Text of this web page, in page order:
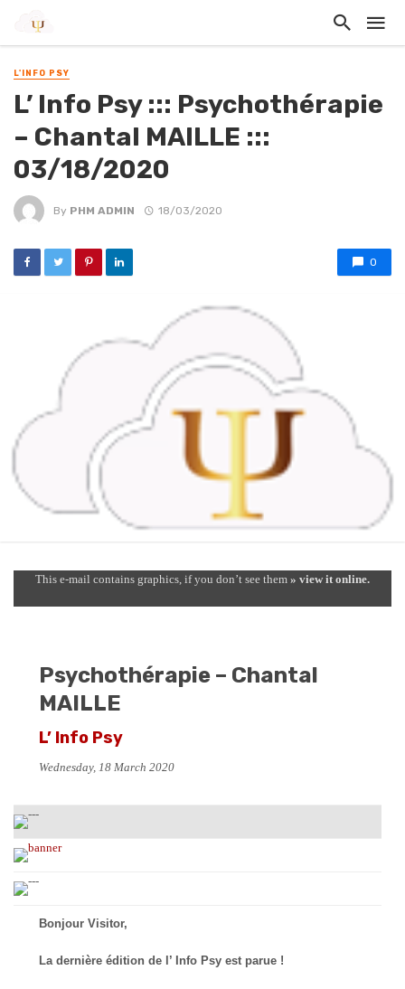
L'INFO PSY
L’ Info Psy ::: Psychothérapie
– Chantal MAILLE :::
03/18/2020
By PHM ADMIN 18/03/2020
0
This e-mail contains graphics, if you don’t see them » view it online.
Psychothérapie – Chantal
MAILLE
L’ Info Psy
Wednesday, 18 March 2020
Bonjour Visitor,
La dernière édition de l’ Info Psy est parue !